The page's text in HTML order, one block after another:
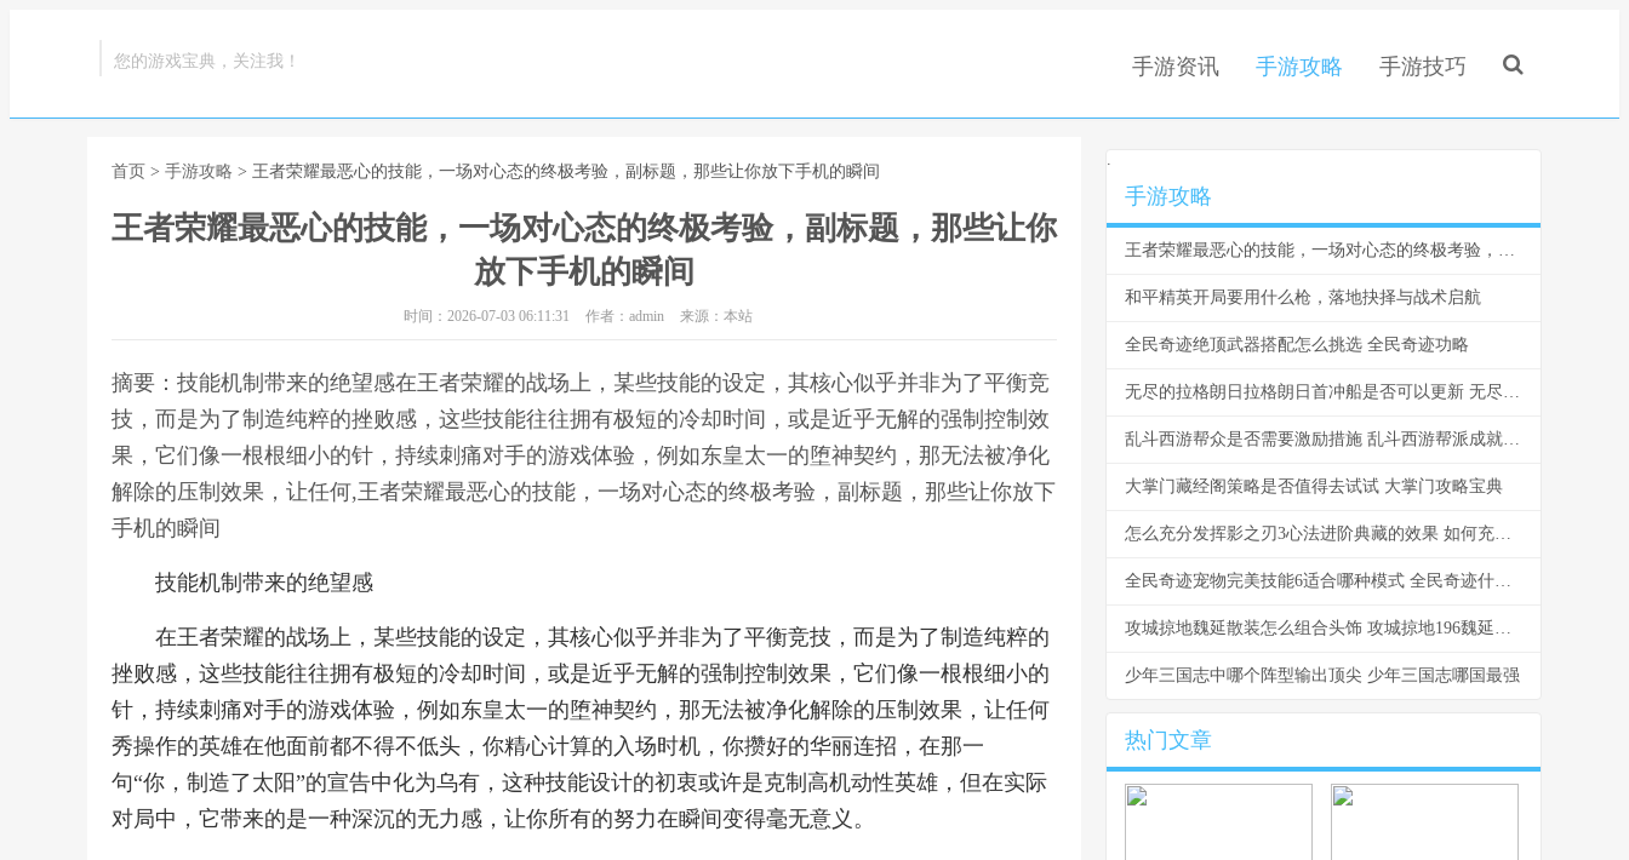
您的游戏宝典，关注我！ 手游资讯 手游攻略 手游技巧
首页 > 手游攻略 > 王者荣耀最恶心的技能，一场对心态的终极考验，副标题，那些让你放下手机的瞬间
王者荣耀最恶心的技能，一场对心态的终极考验，副标题，那些让你
放下手机的瞬间
时间：2026-07-03 06:11:31 作者：admin 来源：本站
摘要：技能机制带来的绝望感在王者荣耀的战场上，某些技能的设定，其核心似乎并非为了平衡竞
技，而是为了制造纯粹的挫败感，这些技能往往拥有极短的冷却时间，或是近乎无解的强制控制效
果，它们像一根根细小的针，持续刺痛对手的游戏体验，例如东皇太一的堕神契约，那无法被净化
解除的压制效果，让任何,王者荣耀最恶心的技能，一场对心态的终极考验，副标题，那些让你放下
手机的瞬间
技能机制带来的绝望感
在王者荣耀的战场上，某些技能的设定，其核心似乎并非为了平衡竞技，而是为了制造纯粹的
挫败感，这些技能往往拥有极短的冷却时间，或是近乎无解的强制控制效果，它们像一根根细小的
针，持续刺痛对手的游戏体验，例如东皇太一的堕神契约，那无法被净化解除的压制效果，让任何
秀操作的英雄在他面前都不得不低头，你精心计算的入场时机，你攒好的华丽连招，在那一
句“你，制造了太阳”的宣告中化为乌有，这种技能设计的初衷或许是克制高机动性英雄，但在实际
对局中，它带来的是一种深沉的无力感，让你所有的努力在瞬间变得毫无意义。
.
手游攻略
王者荣耀最恶心的技能，一场对心态的终极考验，副标题，那些让你放下手机的瞬间
和平精英开局要用什么枪，落地抉择与战术启航
全民奇迹绝顶武器搭配怎么挑选 全民奇迹功略
无尽的拉格朗日拉格朗日首冲船是否可以更新 无尽的拉格朗日舰船排行
乱斗西游帮众是否需要激励措施 乱斗西游帮派成就可以领取多少元宝
大掌门藏经阁策略是否值得去试试 大掌门攻略宝典
怎么充分发挥影之刃3心法进阶典藏的效果 如何充分发挥
全民奇迹宠物完美技能6适合哪种模式 全民奇迹什么精灵最好
攻城掠地魏延散装怎么组合头饰 攻城掠地196魏延副本目前最低配过法
少年三国志中哪个阵型输出顶尖 少年三国志哪国最强
热门文章